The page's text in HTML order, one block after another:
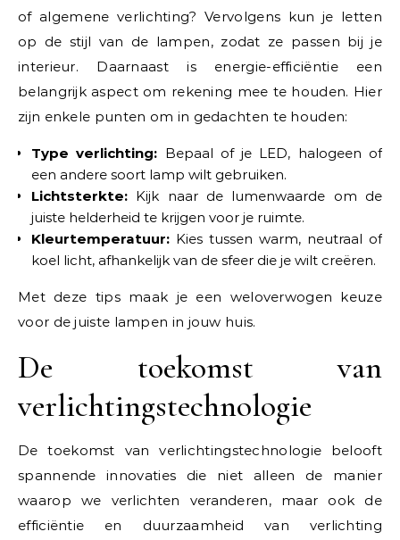
of algemene verlichting? Vervolgens kun je letten
op de stijl van de lampen, zodat ze passen bij je
interieur. Daarnaast is energie-efficiëntie een
belangrijk aspect om rekening mee te houden. Hier
zijn enkele punten om in gedachten te houden:
Type verlichting: Bepaal of je LED, halogeen of
een andere soort lamp wilt gebruiken.
Lichtsterkte: Kijk naar de lumenwaarde om de
juiste helderheid te krijgen voor je ruimte.
Kleurtemperatuur: Kies tussen warm, neutraal of
koel licht, afhankelijk van de sfeer die je wilt creëren.
Met deze tips maak je een weloverwogen keuze
voor de juiste lampen in jouw huis.
De toekomst van
verlichtingstechnologie
De toekomst van verlichtingstechnologie belooft
spannende innovaties die niet alleen de manier
waarop we verlichten veranderen, maar ook de
efficiëntie en duurzaamheid van verlichting